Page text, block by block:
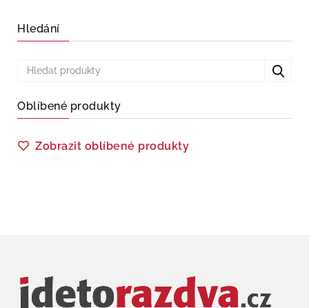
Hledání
Oblíbené produkty
Zobrazit oblíbené produkty